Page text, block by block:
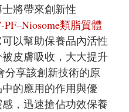
將帶來創新性
類脂質體
以幫助保養品內活性
皮膚吸收，大大提升
分享該創新技術的原
的應用的作用與優
，迅速搶佔功效保養